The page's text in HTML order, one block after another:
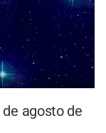
agosto de